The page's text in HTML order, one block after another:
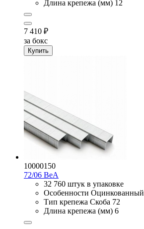
Длина крепежа (мм) 12
7 410 ₽
за бокс
Купить
10000150
72/06 BeA
32 760 штук в упаковке
Особенности Оцинкованный
Тип крепежа Скоба 72
Длина крепежа (мм) 6